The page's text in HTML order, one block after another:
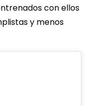
con ellos
y menos